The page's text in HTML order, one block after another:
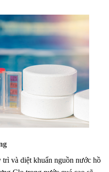
và diệt khuẩn nguồn nước hồ